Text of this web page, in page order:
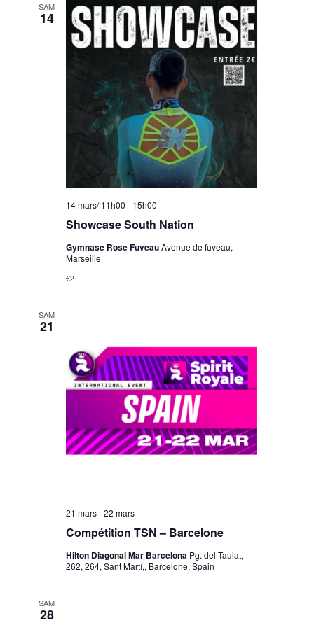
SAM
14
Showcase South Nation
14 mars/ 11h00 - 15h00
Gymnase Rose FuveauAvenue de fuveau,
Marseille
€2
SAM
21
Compétition TSN – Barcelone
21 mars-22 mars
Hilton Diagonal Mar Barcelona Pg. del Taulat,
262, 264, Sant Martí,, Barcelone, Spain
SAM
28